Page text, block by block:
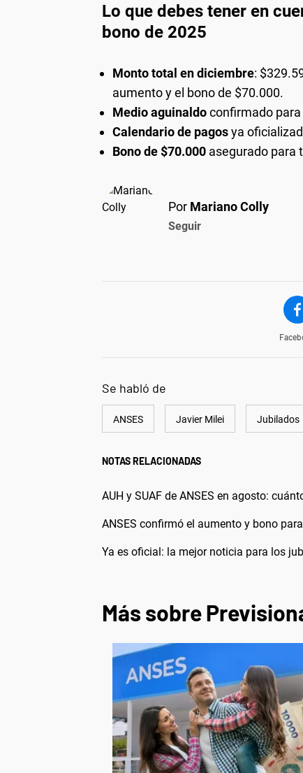
Lo que debes tener en
bono de 2025
Monto total en diciembre:
aumento y el bono de $70.000.
Medio aguinaldoconfirmado
Calendario de pagosya
Bono de $70.000 asegurado para
Por Mariano Colly
Seguir
Se habló de
ANSES Javier Milei Jubilados
NOTAS RELACIONADAS
AUH y SUAF de ANSES en agosto:
ANSES confirmó el aumento y bono
Ya es oficial: la mejor noticia para los
Más sobre